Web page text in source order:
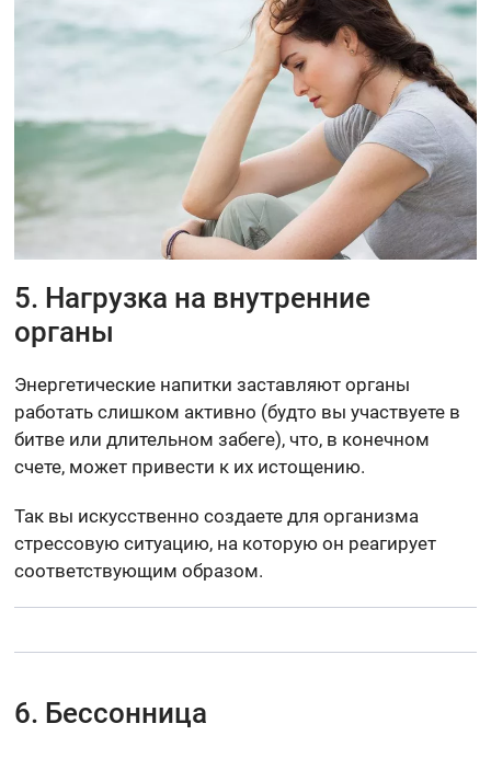
5. Нагрузка на внутренние
органы
Энергетические напитки заставляют органы
работать слишком активно (будто вы участвуете в
битве или длительном забеге), что, в конечном
счете, может привести к их истощению.
Так вы искусственно создаете для организма
стрессовую ситуацию, на которую он реагирует
соответствующим образом.
6. Бессонница